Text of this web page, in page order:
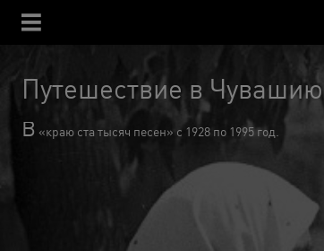
Путешествие в Чувашию
В «краю ста тысяч песен» с 1928 по 1995 год.